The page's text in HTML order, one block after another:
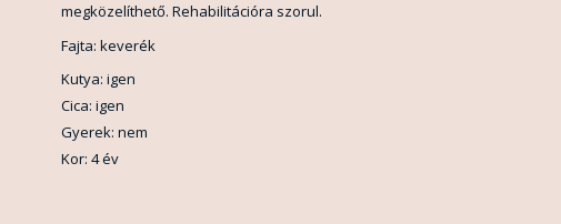
megközelíthető. Rehabilitációra szorul.
Fajta: keverék
Kutya: igen
Cica: igen
Gyerek: nem
Kor: 4 év